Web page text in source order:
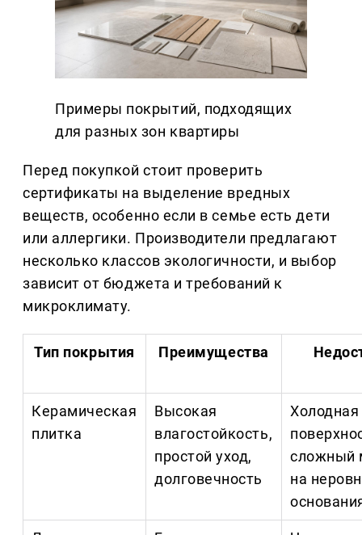
Примеры покрытий, подходящих
для разных зон квартиры
Перед покупкой стоит проверить
сертификаты на выделение вредных
веществ, особенно если в семье есть дети
или аллергики. Производители предлагают
несколько классов экологичности, и выбор
зависит от бюджета и требований к
микроклимату.
Тип покрытия Преимущества
Керамическая
плитка
Высокая
влагостойкость,
простой уход,
долговечность
Холодная
сложный
на